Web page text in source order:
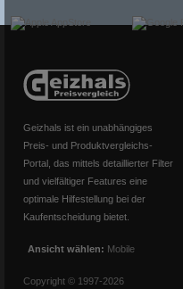
Geizhals ist ein unabhängiges
Preis- und Produktvergleichs-
Portal, das mittels detaillierter Filter
und vielfältiger Features eine
optimale Hilfestellung bei der
Kaufentscheidung bietet.
Ansicht wählen: Mobile
Copyright © 1997-2026